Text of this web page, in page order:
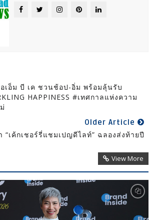
เอ็ม บี เค ชวนช้อป-อิ่ม พร้อมลุ้นรับ
HAPPINESS #เทศกาลแห่งความ
Older Article
“เค้กเชอร์รี่แชมเปญดีไลท์” ฉลองส่งท้ายปี
View More